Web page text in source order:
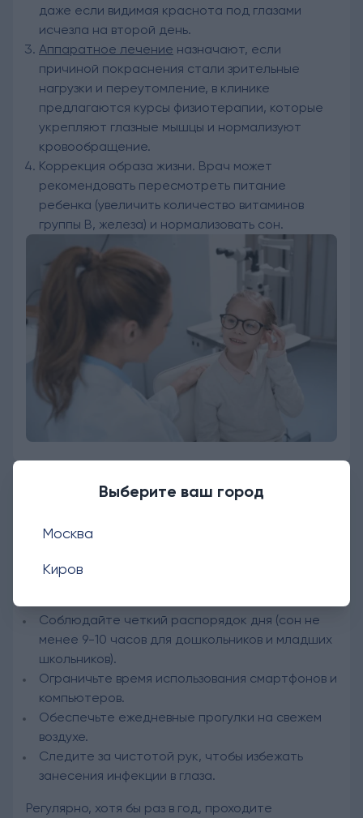
даже если видимая краснота под глазами
исчезла на второй день.
Аппаратное лечение назначают, если
причиной покраснения стали зрительные
нагрузки и переутомление, в клинике
предлагаются курсы физиотерапии, которые
укрепляют глазные мышцы и нормализуют
кровообращение.
Коррекция образа жизни. Врач может
рекомендовать пересмотреть питание
ребенка (увеличить количество витаминов
группы B, железа) и нормализовать сон.
глаз не беспокоила, придерживайтесь простых
Соблюдайте четкий распорядок дня (сон не
менее 9-10 часов для дошкольников и младших
школьников).
Ограничьте время использования смартфонов и
компьютеров.
Обеспечьте ежедневные прогулки на свежем
воздухе.
Следите за чистотой рук, чтобы избежать
занесения инфекции в глаза.
Регулярно, хотя бы раз в год, проходите
Выберите ваш город
Москва
Киров